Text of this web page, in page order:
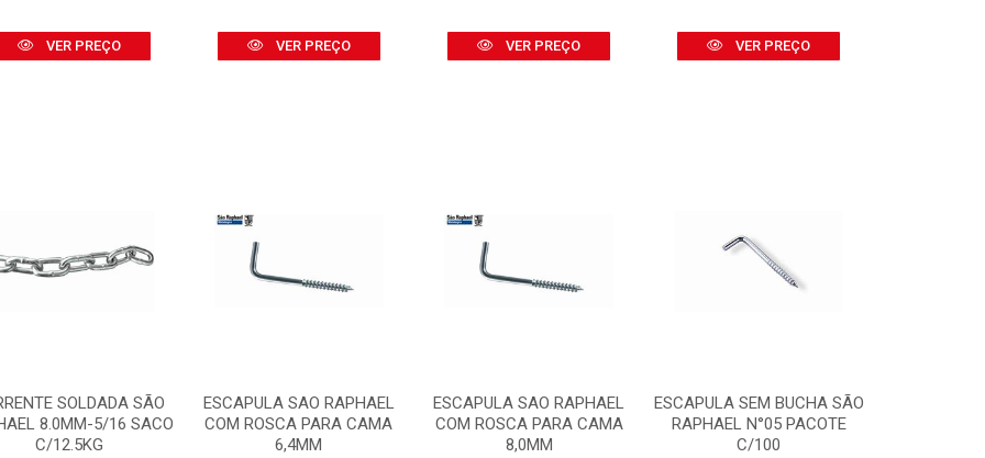
VER PREÇO VER PREÇO VER PREÇO VER PREÇO
SOLDADA SÃO
8.0MM-5/16 SACO
C/12.5KG
ESCAPULA SAO RAPHAEL
COM ROSCA PARA CAMA
6,4MM
ESCAPULA SAO RAPHAEL
COM ROSCA PARA CAMA
8,0MM
ESCAPULA SEM BUCHA SÃO
RAPHAEL N°05 PACOTE
C/100